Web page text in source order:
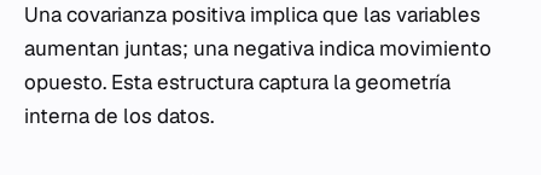
Una covarianza positiva implica que las variables
aumentan juntas; una negativa indica movimiento
opuesto. Esta estructura captura la geometría
interna de los datos.